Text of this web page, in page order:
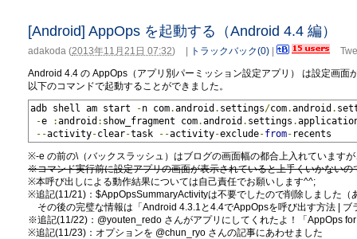
[Android] AppOps を起動する（Android 4.4 編）
adakoda (2013年11月21日 07:32) トラックバック(0)
Android 4.4 の AppOps（アプリ別パーミッション設定アプリ） は設定画面
以下のコマンドで起動することができました。
adb shell am start
-n com.android . settings/com.android .
-e :android : show_fragment com.android . settings .
--activity-clear-task --activity-exclude-from- recents
※-e の前の\（バックスラッシュ）はブログの画面幅の都合上入れています
※コマンド実行前に設定アプリの画面が表示されていると上手くいかない
※本呼び出しによる動作結果については自己責任でお願いします^^;
※追記(11/21)：$AppOpsSummaryActivityは不要でしたので削除しました（
その後の完璧な情報は「Android 4.3.1と4.4でAppOpsを呼び出す方法 | ブ
※追記(11/22)：@youten_redo さんがアプリにしてくれたよ！「AppOps
※追記(11/23)：オプションを @chun_ryo さんの記事にあわせました